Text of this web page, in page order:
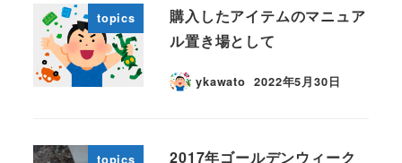
topics
購入したアイテムのマニュア
ル置き場として
ykawato 2022年5月30日
topics 2017年ゴールデンウィーク